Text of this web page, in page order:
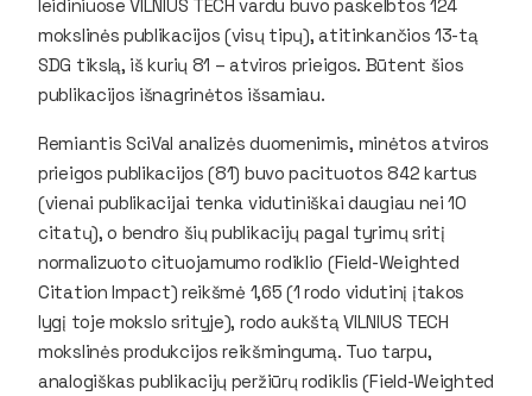
leidiniuose VILNIUS TECH vardu buvo paskelbtos 124
mokslinės publikacijos (visų tipų), atitinkančios 13-tą
SDG tikslą, iš kurių 81 – atviros prieigos. Būtent šios
publikacijos išnagrinėtos išsamiau.
Remiantis SciVal analizės duomenimis, minėtos atviros
prieigos publikacijos (81) buvo pacituotos 842 kartus
(vienai publikacijai tenka vidutiniškai daugiau nei 10
citatų), o bendro šių publikacijų pagal tyrimų sritį
normalizuoto cituojamumo rodiklio (Field-Weighted
Citation Impact) reikšmė 1,65 (1 rodo vidutinį įtakos
lygį toje mokslo srityje), rodo aukštą VILNIUS TECH
mokslinės produkcijos reikšmingumą. Tuo tarpu,
analogiškas publikacijų peržiūrų rodiklis (Field-Weighted